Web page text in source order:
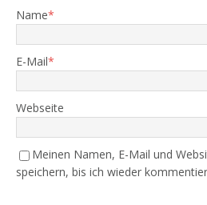
Name*
E-Mail*
Webseite
Meinen Namen, E-Mail und
speichern, bis ich wieder